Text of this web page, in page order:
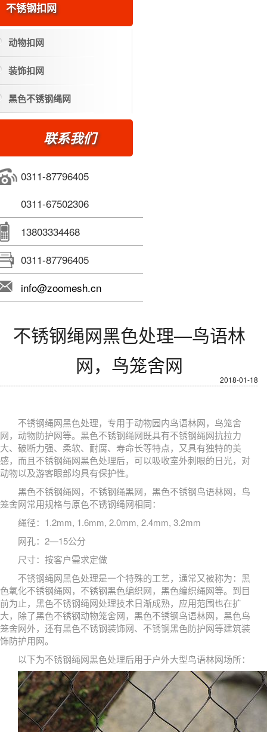
不锈钢扣网
动物扣网
装饰扣网
黑色不锈钢绳网
联系我们
0311-87796405
0311-67502306
13803334468
0311-87796405
info@zoomesh.cn
不锈钢绳网黑色处理—鸟语林
网，鸟笼舍网
2018-01-18
不锈钢绳网黑色处理，专用于动物园内鸟语林网，鸟笼舍
网，动物防护网等。黑色不锈钢绳网既具有不锈钢绳网抗拉力
大、破断力强、柔软、耐腐、寿命长等特点，又具有独特的美
感，而且不锈钢绳网黑色处理后，可以吸收室外刺眼的日光，对
动物以及游客眼部均具有保护性。
黑色不锈钢绳网，不锈钢绳黑网，黑色不锈钢鸟语林网，鸟
笼舍网常用规格与原色不锈钢绳网相同：
绳径：1.2mm, 1.6mm, 2.0mm, 2.4mm, 3.2mm
网孔：2—15公分
尺寸：按客户需求定做
不锈钢绳网黑色处理是一个特殊的工艺，通常又被称为：黑
色氧化不锈钢绳网，不锈钢黑色编织网，黑色编织绳网等。到目
前为止，黑色不锈钢绳网处理技术日渐成熟，应用范围也在扩
大，除了黑色不锈钢动物笼舍网，黑色不锈钢鸟语林网，黑色鸟
笼舍网外，还有黑色不锈钢装饰网、不锈钢黑色防护网等建筑装
饰防护用网。
以下为不锈钢绳网黑色处理后用于户外大型鸟语林网场所：